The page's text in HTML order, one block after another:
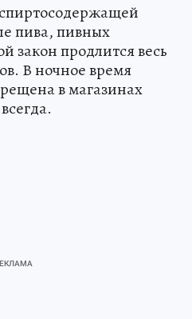
спиртосодержащей
пива, пивных
закон продлится весь
В ночное время
в магазинах